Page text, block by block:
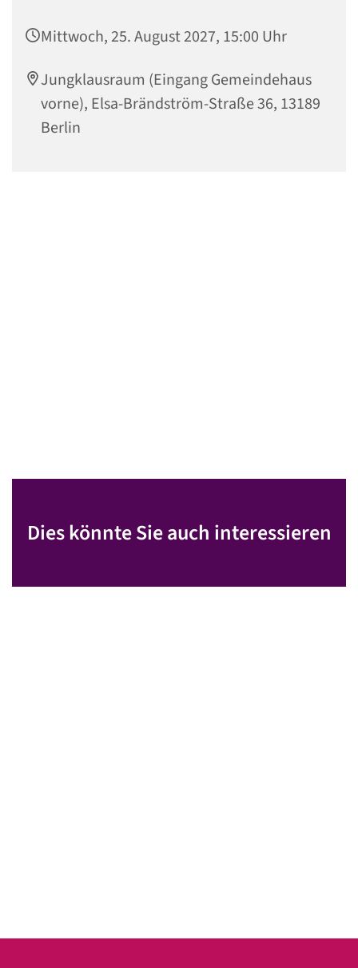
Mittwoch, 25. August 2027, 15:00 Uhr
Jungklausraum (Eingang Gemeindehaus
vorne), Elsa-Brändström-Straße 36, 13189
Berlin
Dies könnte Sie auch interessieren